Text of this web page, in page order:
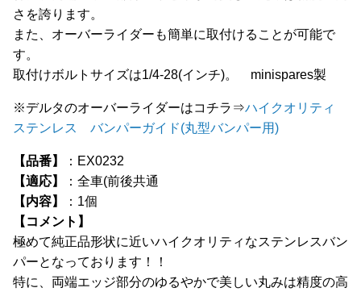
さを誇ります。
また、オーバーライダーも簡単に取付けることが可能で
す。
取付けボルトサイズは1/4-28(インチ)。 minispares製
※デルタのオーバーライダーはコチラ⇒ハイクオリティ
ステンレス バンパーガイド(丸型バンパー用)
【品番】
：EX0232
【適応】
：全車(前後共通
【内容】
：1個
【コメント】
極めて純正品形状に近いハイクオリティなステンレスバン
パーとなっております！！
特に、両端エッジ部分のゆるやかで美しい丸みは精度の高